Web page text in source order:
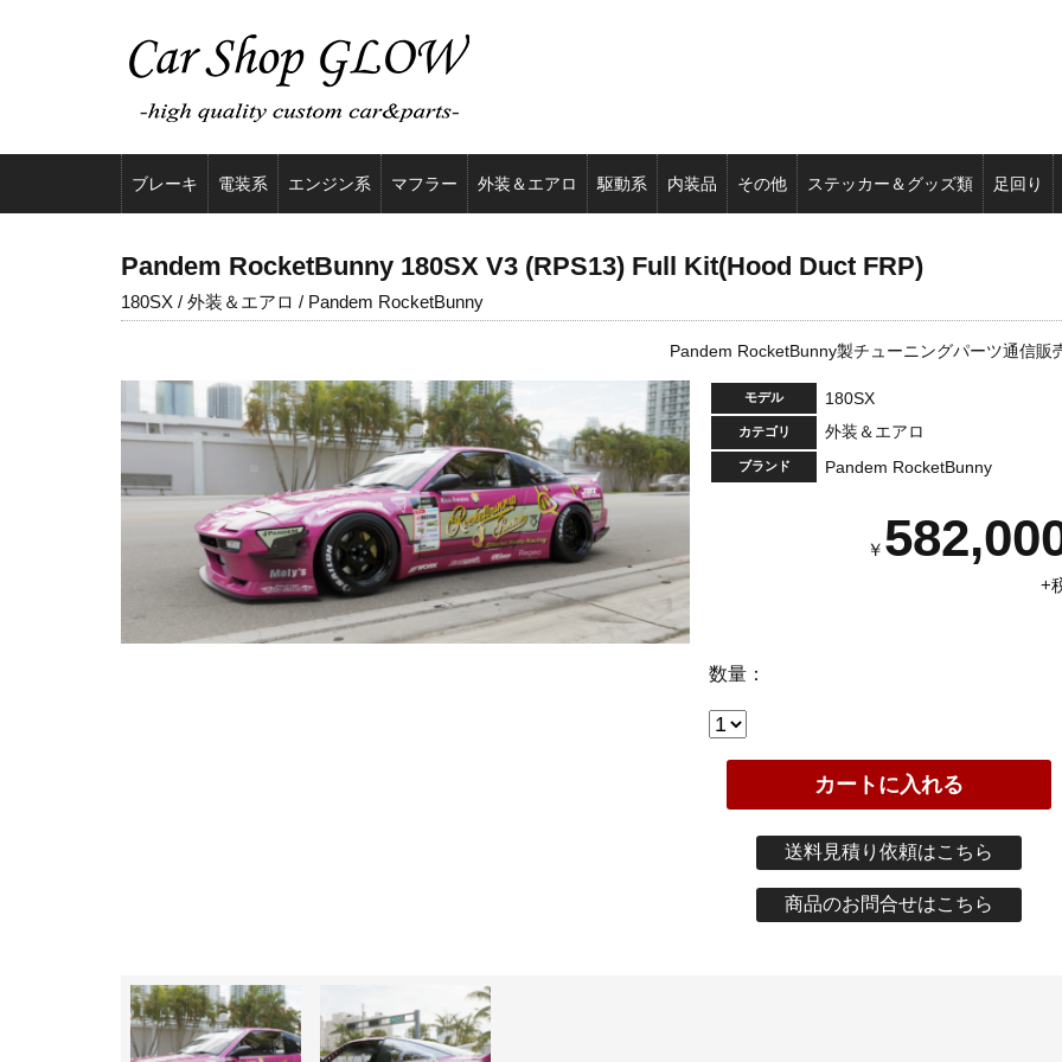
ブレーキ 電装系 エンジン系 マフラー 外装＆エアロ 駆動系 内装品 その他 ステッカー＆グッズ類 足回り
Pandem RocketBunny 180SX V3 (RPS13) Full Kit(Hood Duct FRP)
180SX / 外装＆エアロ / Pandem RocketBunny
Pandem RocketBunny製チューニングパーツ通信販
モデル 180SX
カテゴリ 外装＆エアロ
ブランド Pandem RocketBunny
￥
+
数量：